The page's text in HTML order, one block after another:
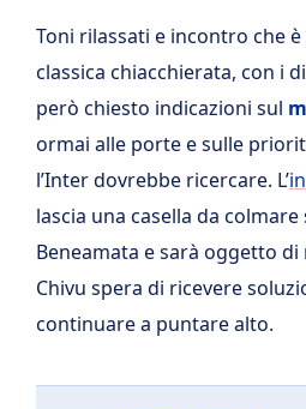
Toni rilassati e incontro che
classica chiacchierata, con i
però chiesto indicazioni sul
ormai alle porte e sulle
l’Inter dovrebbe ricercare. L’
lascia una casella da
Beneamata e sarà oggetto
Chivu spera di ricevere
continuare a puntare alto.